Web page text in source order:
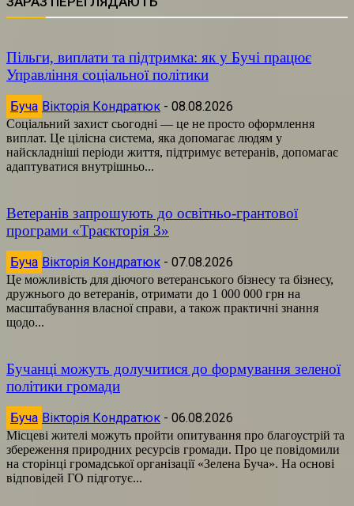
Пільги, виплати та підтримка: як у Бучі працює
Управління соціальної політики
Буча Вікторія Кондратюк - 08.08.2026
Соціальний захист сьогодні — це не просто оформлення
виплат. Це цілісна система, яка допомагає людям у
найскладніші періоди життя, підтримує ветеранів, допомагає
адаптуватися внутрішньо...
Ветеранів запрошують до освітньо-грантової
програми «Траєкторія 3»
Буча Вікторія Кондратюк - 07.08.2026
Це можливість для діючого ветеранського бізнесу та бізнесу,
дружнього до ветеранів, отримати до 1 000 000 грн на
масштабування власної справи, а також практичні знання
щодо...
Бучанці можуть долучитися до формування зеленої
політики громади
Буча Вікторія Кондратюк - 06.08.2026
Місцеві жителі можуть пройти опитування про благоустрій та
збереження природних ресурсів громади. Про це повідомили
на сторінці громадської організації «Зелена Буча». На основі
відповідей ГО підготує...